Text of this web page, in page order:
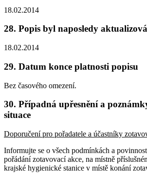
18.02.2014
28. Popis byl naposledy
18.02.2014
29. Datum konce platnosti popisu
Bez časového omezení.
30. Případná upřesnění a
situace
Doporučení pro pořadatele a účastníky
Informujte se o všech podmínkách a
pořádání zotavovací akce, na místně
krajské hygienické stanice v místě konání